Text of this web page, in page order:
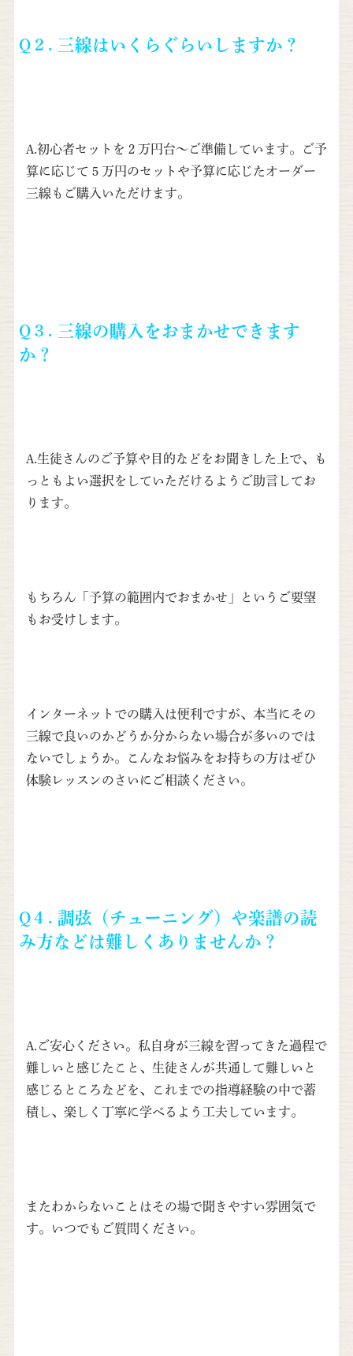
Q２. 三線はいくらぐらいしますか？
A.初心者セットを２万円台～ご準備しています。ご予
算に応じて５万円のセットや予算に応じたオーダー
三線もご購入いただけます。
Q３. 三線の購入をおまかせできます
か？
A.生徒さんのご予算や目的などをお聞きした上で、も
っともよい選択をしていただけるようご助言してお
ります。
もちろん「予算の範囲内でおまかせ」というご要望
もお受けします。
インターネットでの購入は便利ですが、本当にその
三線で良いのかどうか分からない場合が多いのでは
ないでしょうか。こんなお悩みをお持ちの方はぜひ
体験レッスンのさいにご相談ください。
Q４. 調弦（チューニング）や楽譜の読
み方などは難しくありませんか？
A.ご安心ください。私自身が三線を習ってきた過程で
難しいと感じたこと、生徒さんが共通して難しいと
感じるところなどを、これまでの指導経験の中で蓄
積し、楽しく丁寧に学べるよう工夫しています。
またわからないことはその場で聞きやすい雰囲気で
す。いつでもご質問ください。